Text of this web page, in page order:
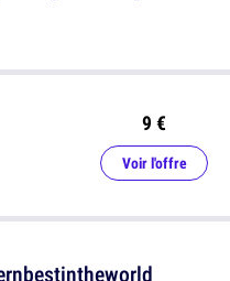
9 €
Voir l'offre